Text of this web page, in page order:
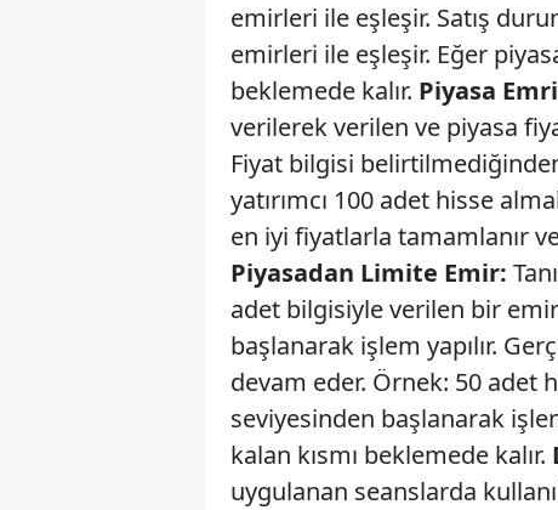
emirleri ile eşleşir. Satış
emirleri ile eşleşir. Eğer
beklemede kalır. Piyasa
verilerek verilen ve piyasa
Fiyat bilgisi
yatırımcı 100 adet hisse
en iyi fiyatlarla tamamlanır
Piyasadan Limite Emir:
adet bilgisiyle verilen bir
başlanarak işlem yapılır.
devam eder. Örnek: 50 adet
seviyesinden başlanarak
kalan kısmı beklemede kalır.
uygulanan seanslarda